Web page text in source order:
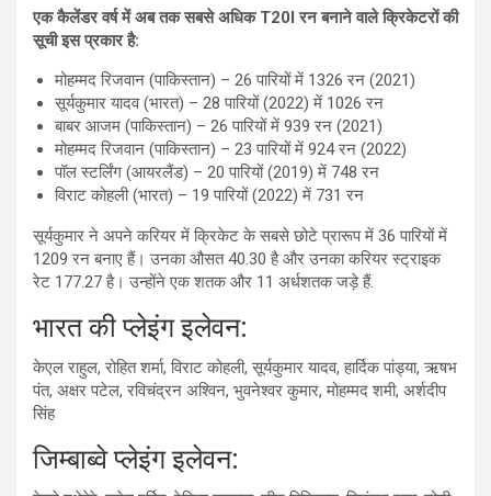
एक कैलेंडर वर्ष में अब तक सबसे अधिक T20I रन बनाने वाले क्रिकेटरों की
सूची इस प्रकार है:
मोहम्मद रिजवान (पाकिस्तान) – 26 पारियों में 1326 रन (2021)
सूर्यकुमार यादव (भारत) – 28 पारियों (2022) में 1026 रन
बाबर आजम (पाकिस्तान) – 26 पारियों में 939 रन (2021)
मोहम्मद रिजवान (पाकिस्तान) – 23 पारियों में 924 रन (2022)
पॉल स्टर्लिंग (आयरलैंड) – 20 पारियों (2019) में 748 रन
विराट कोहली (भारत) – 19 पारियों (2022) में 731 रन
सूर्यकुमार ने अपने करियर में क्रिकेट के सबसे छोटे प्रारूप में 36 पारियों में
1209 रन बनाए हैं। उनका औसत 40.30 है और उनका करियर स्ट्राइक
रेट 177.27 है। उन्होंने एक शतक और 11 अर्धशतक जड़े हैं.
भारत की प्लेइंग इलेवन:
केएल राहुल, रोहित शर्मा, विराट कोहली, सूर्यकुमार यादव, हार्दिक पांड्या, ऋषभ
पंत, अक्षर पटेल, रविचंद्रन अश्विन, भुवनेश्वर कुमार, मोहम्मद शमी, अर्शदीप
सिंह
जिम्बाब्वे प्लेइंग इलेवन: